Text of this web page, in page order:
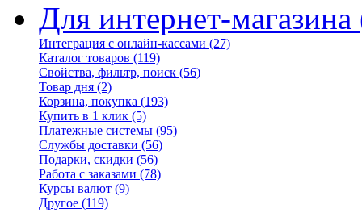
Для интернет-магазина
Интеграция с онлайн-кассами (27)
Каталог товаров (119)
Свойства, фильтр, поиск (56)
Товар дня (2)
Корзина, покупка (193)
Купить в 1 клик (5)
Платежные системы (95)
Службы доставки (56)
Подарки, скидки (56)
Работа с заказами (78)
Курсы валют (9)
Другое (119)